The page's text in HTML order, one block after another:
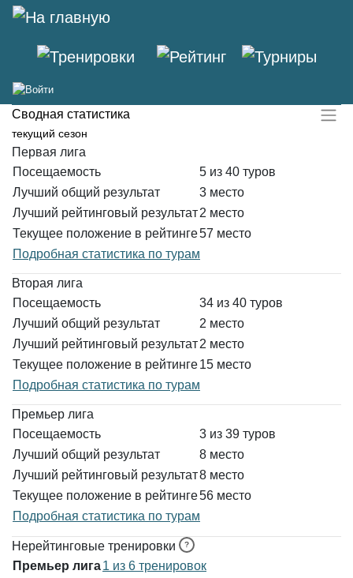
Ольга Спиричева
(Ольга Тарасова)
Сводная статистика
текущий сезон
Первая лига
Посещаемость
5 из 40 туров
Лучший общий результат
3 место
Лучший рейтинговый результат2 место
Текущее положение в рейтинге57 место
Подробная статистика по турам
Вторая лига
Посещаемость
34 из 40 туров
Лучший общий результат
2 место
Лучший рейтинговый результат2 место
Текущее положение в рейтинге15 место
Подробная статистика по турам
Премьер лига
Посещаемость
3 из 39 туров
Лучший общий результат
8 место
Лучший рейтинговый результат8 место
Текущее положение в рейтинге56 место
Подробная статистика по турам
Нерейтинговые тренировки
Премьер лига1 из 6 тренировок